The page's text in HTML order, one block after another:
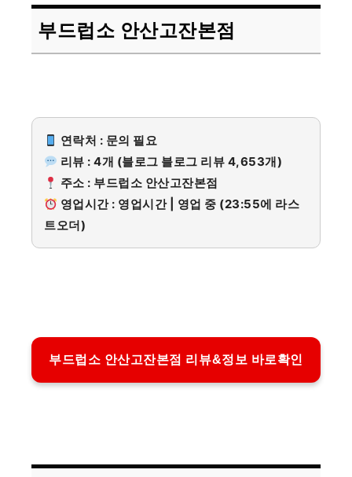
부드럽소 안산고잔본점
연락처 : 문의 필요
리뷰 : 4개 (블로그 블로그 리뷰 4,653개)
주소 : 부드럽소 안산고잔본점
영업시간 : 영업시간 | 영업 중 (23:55에 라스
트오더)
부드럽소 안산고잔본점 리뷰&정보 바로확인